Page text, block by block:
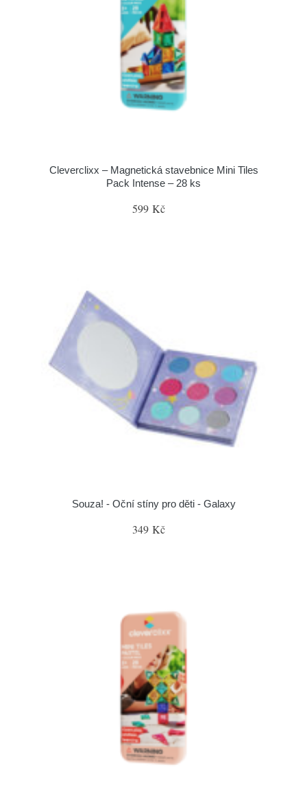
Cleverclixx – Magnetická stavebnice Mini Tiles
Pack Intense – 28 ks
599 Kč
Souza! - Oční stíny pro děti - Galaxy
349 Kč